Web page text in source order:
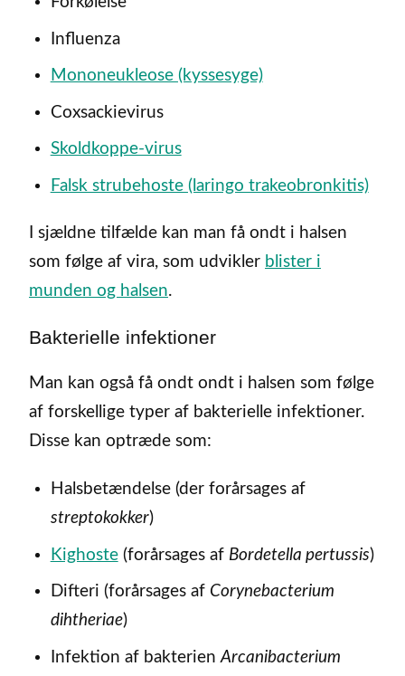
Influenza
Mononeukleose (kyssesyge)
Coxsackievirus
Skoldkoppe-virus
Falsk strubehoste (laringo trakeobronkitis)
I sjældne tilfælde kan man få ondt i halsen
som følge af vira, som udvikler blister i
munden og halsen.
Bakterielle infektioner
Man kan også få ondt ondt i halsen som følge
af forskellige typer af bakterielle infektioner.
Disse kan optræde som:
Halsbetændelse (der forårsages af
streptokokker)
Kighoste(forårsages af Bordetella pertussis)
Difteri (forårsages af Corynebacterium
dihtheriae)
Infektion af bakterien Arcanibacterium